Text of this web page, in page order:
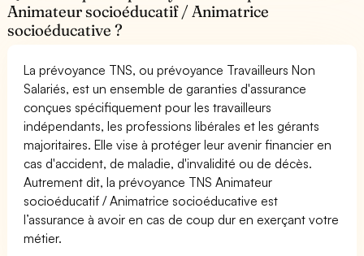
Animateur socioéducatif / Animatrice
socioéducative ?
La prévoyance TNS, ou prévoyance Travailleurs Non
Salariés, est un ensemble de garanties d'assurance
conçues spécifiquement pour les travailleurs
indépendants, les professions libérales et les gérants
majoritaires. Elle vise à protéger leur avenir financier en
cas d'accident, de maladie, d'invalidité ou de décès.
Autrement dit, la prévoyance TNS Animateur
socioéducatif / Animatrice socioéducative est
l’assurance à avoir en cas de coup dur en exerçant votre
métier.